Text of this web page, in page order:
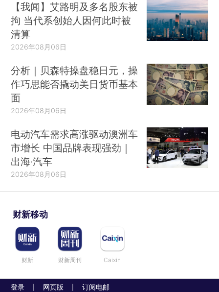
【我闻】艾路明及多名股东被
拘 当代系创始人因何此时被
清算
2026年08月06日
分析｜贝森特操盘稳日元，操
作巧思能否撬动美日货币基本
面
2026年08月06日
电动汽车需求高涨驱动澳洲车
市增长 中国品牌表现强劲｜
出海·汽车
2026年08月06日
财新移动
财新 财新周刊 Caixin
登录 网页版 订阅电邮